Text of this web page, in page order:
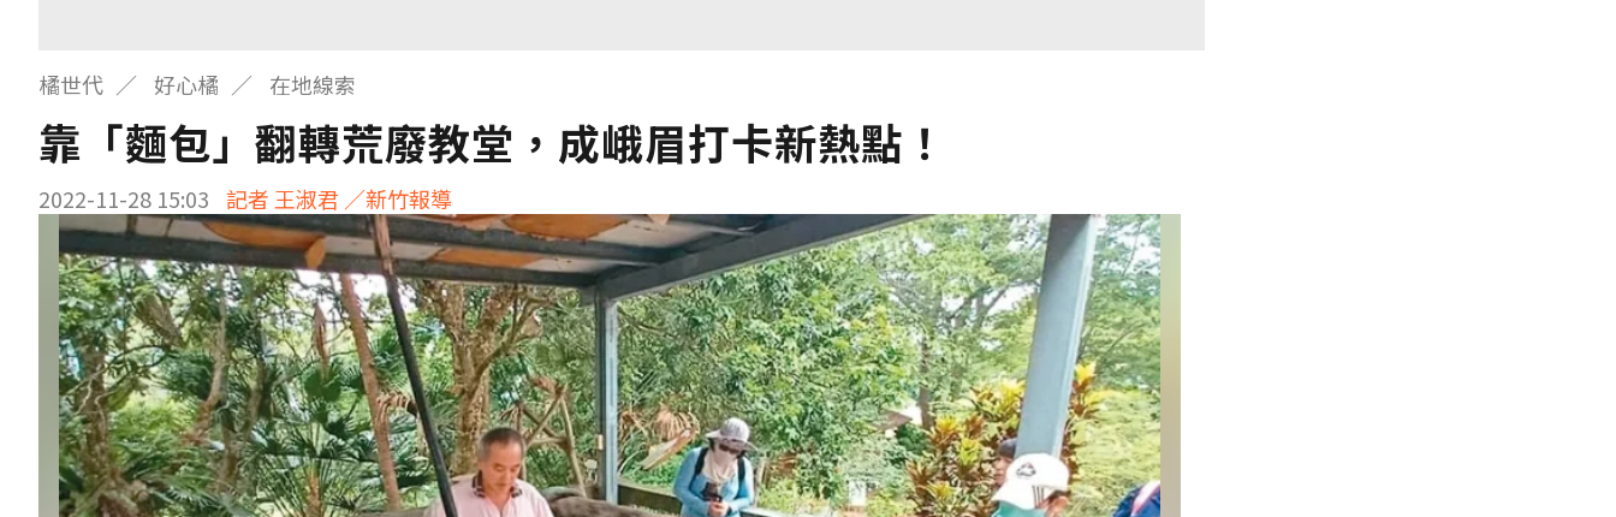
橘世代 好心橘 在地線索
靠「麵包」翻轉荒廢教堂，成峨眉打卡新熱點！
2022-11-28 15:03 記者 王淑君 ／新竹報導